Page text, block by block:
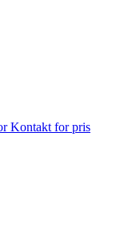
Kontakt for pris